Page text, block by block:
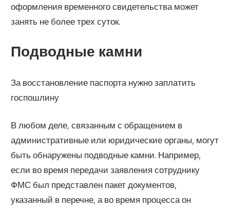
оформления временного свидетельства может
занять не более трех суток.
Подводные камни
За восстановление паспорта нужно заплатить
госпошлину
В любом деле, связанным с обращением в
административные или юридические органы, могут
быть обнаружены подводные камни. Например,
если во время передачи заявления сотруднику
ФМС был представлен пакет документов,
указанный в перечне, а во время процесса он